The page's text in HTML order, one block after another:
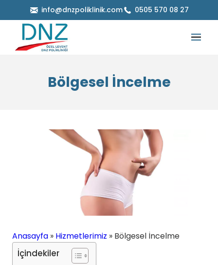
info@dnzpoliklinik.com 0505 570 08 27
Bölgesel İncelme
Anasayfa » Hizmetlerimiz » Bölgesel İncelme
İçindekiler